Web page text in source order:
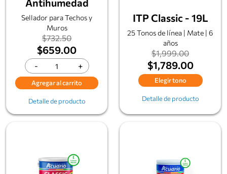
Antihumedad
Sellador para Techos y
Muros
$732.50
$659.00
- +
Agregar al carrito
Detalle de producto
ITP Classic - 19L
25 Tonos de línea | Mate | 6
años
$1,999.00
$1,789.00
Elegir tono
Detalle de producto